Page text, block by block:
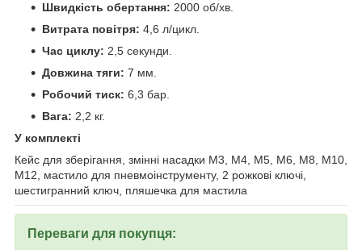
Швидкість обертання: 2000 об/хв.
Витрата повітря: 4,6 л/цикл.
Час циклу: 2,5 секунди.
Довжина тяги: 7 мм.
Робочий тиск: 6,3 бар.
Вага: 2,2 кг.
У комплекті
Кейс для зберігання, змінні насадки М3, М4, М5, М6, М8, М10,
М12, мастило для пневмоінструменту, 2 рожкові ключі,
шестигранний ключ, пляшечка для мастила
Переваги для покупця: